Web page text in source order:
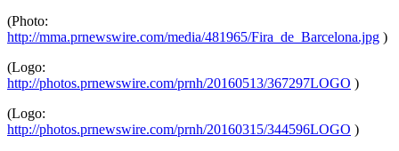
(Photo:
http://mma.prnewswire.com/media/481965/Fira_de_Barcelona.jpg )
(Logo:
http://photos.prnewswire.com/prnh/20160513/367297LOGO )
(Logo:
http://photos.prnewswire.com/prnh/20160315/344596LOGO )